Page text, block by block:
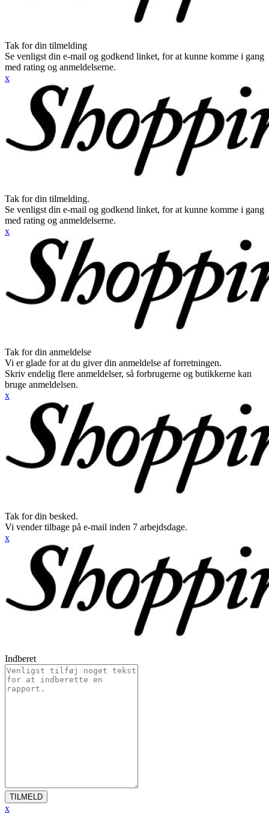
Tak for din tilmelding
Se venligst din e-mail og godkend linket, for at kunne komme i gang
med rating og anmeldelserne.
x
Tak for din tilmelding.
Se venligst din e-mail og godkend linket, for at kunne komme i gang
med rating og anmeldelserne.
x
Tak for din anmeldelse
Vi er glade for at du giver din anmeldelse af forretningen.
Skriv endelig flere anmeldelser, så forbrugerne og butikkerne kan
bruge anmeldelsen.
x
Tak for din besked.
Vi vender tilbage på e-mail inden 7 arbejdsdage.
x
Indberet
TILMELD
x